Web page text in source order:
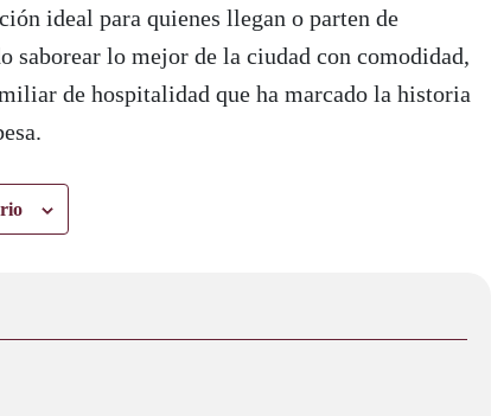
ideal para quienes llegan o parten de
saborear lo mejor de la ciudad con comodidad,
de hospitalidad que ha marcado la historia